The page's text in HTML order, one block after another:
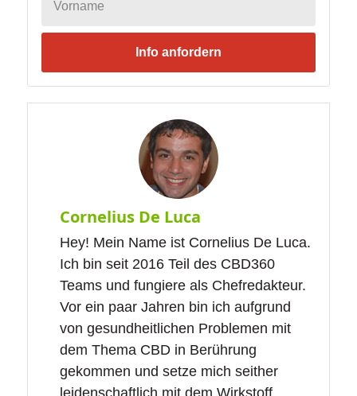
Info anfordern
Cornelius De Luca
Hey! Mein Name ist Cornelius De Luca.
Ich bin seit 2016 Teil des CBD360
Teams und fungiere als Chefredakteur.
Vor ein paar Jahren bin ich aufgrund
von gesundheitlichen Problemen mit
dem Thema CBD in Berührung
gekommen und setze mich seither